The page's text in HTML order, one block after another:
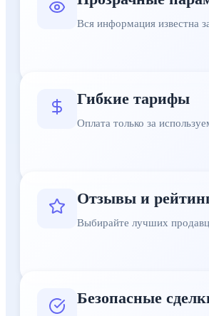
Вся информация известна
Гибкие тарифы
Оплата только за
Отзывы и
Выбирайте лучших
Безопасные